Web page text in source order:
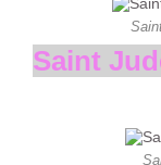
Saint